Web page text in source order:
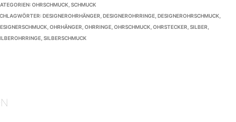
OHRSCHMUCK SCHMUCK
DESIGNEROHRHÄNGER DESIGNEROHRRINGE, DESIGNEROHRSCHMUCK
OHRHÄNGER OHRRINGE, OHRSCHMUCK OHRSTECKER SILBER
, SILBERSCHMUCK